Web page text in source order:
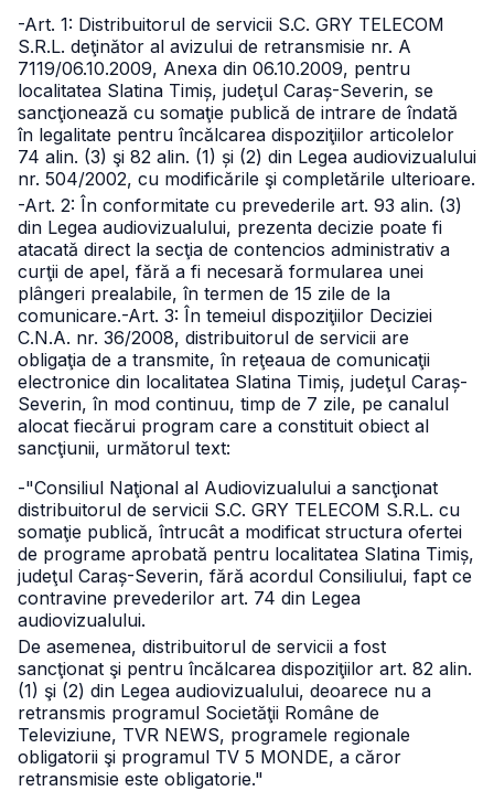
-Art. 1: Distribuitorul de servicii S.C. GRY TELECOM
S.R.L. deţinător al avizului de retransmisie nr. A
7119/06.10.2009, Anexa din 06.10.2009, pentru
localitatea Slatina Timiș, judeţul Caraș-Severin, se
sancţionează cu somaţie publică de intrare de îndată
în legalitate pentru încălcarea dispoziţiilor articolelor
74 alin. (3) şi 82 alin. (1) și (2) din Legea audiovizualului
nr. 504/2002, cu modificările şi completările ulterioare.
-Art. 2: În conformitate cu prevederile art. 93 alin. (3)
din Legea audiovizualului, prezenta decizie poate fi
atacată direct la secţia de contencios administrativ a
curţii de apel, fără a fi necesară formularea unei
plângeri prealabile, în termen de 15 zile de la
comunicare.-Art. 3: În temeiul dispoziţiilor Deciziei
C.N.A. nr. 36/2008, distribuitorul de servicii are
obligaţia de a transmite, în reţeaua de comunicaţii
electronice din localitatea Slatina Timiș, judeţul Caraș-
Severin, în mod continuu, timp de 7 zile, pe canalul
alocat fiecărui program care a constituit obiect al
sancţiunii, următorul text:
-"Consiliul Naţional al Audiovizualului a sancţionat
distribuitorul de servicii S.C. GRY TELECOM S.R.L. cu
somaţie publică, întrucât a modificat structura ofertei
de programe aprobată pentru localitatea Slatina Timiș,
judeţul Caraș-Severin, fără acordul Consiliului, fapt ce
contravine prevederilor art. 74 din Legea
audiovizualului.
De asemenea, distribuitorul de servicii a fost
sancţionat şi pentru încălcarea dispoziţiilor art. 82 alin.
(1) şi (2) din Legea audiovizualului, deoarece nu a
retransmis programul Societăţii Române de
Televiziune, TVR NEWS, programele regionale
obligatorii şi programul TV 5 MONDE, a căror
retransmisie este obligatorie."